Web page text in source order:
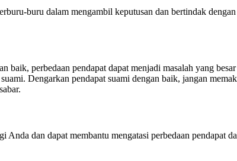
buru dalam mengambil keputusan dan bertindak
perbedaan pendapat dapat menjadi masalah yang
Dengarkan pendapat suami dengan baik, jangan
dan dapat membantu mengatasi perbedaan pendapat